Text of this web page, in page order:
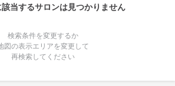
該当するサロンは見つかりません
検索条件を変更するか
図の表示エリアを変更して
再検索してください